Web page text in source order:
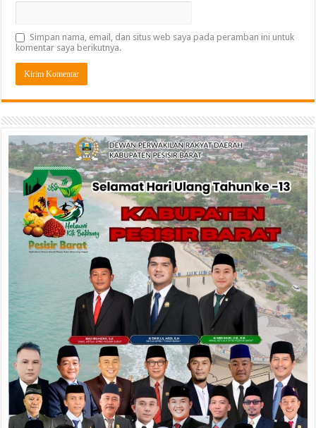
Simpan nama, email, dan situs web saya pada peramban ini untuk
komentar saya berikutnya.